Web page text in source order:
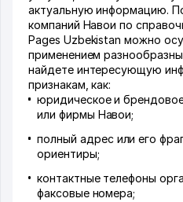
актуальную информацию.
компаний Навои по
Pages Uzbekistan можно
применением
найдете интересующую
признакам, как:
юридическое и
или фирмы Навои;
полный адрес или его
ориентиры;
контактные телефоны
факсовые номера;